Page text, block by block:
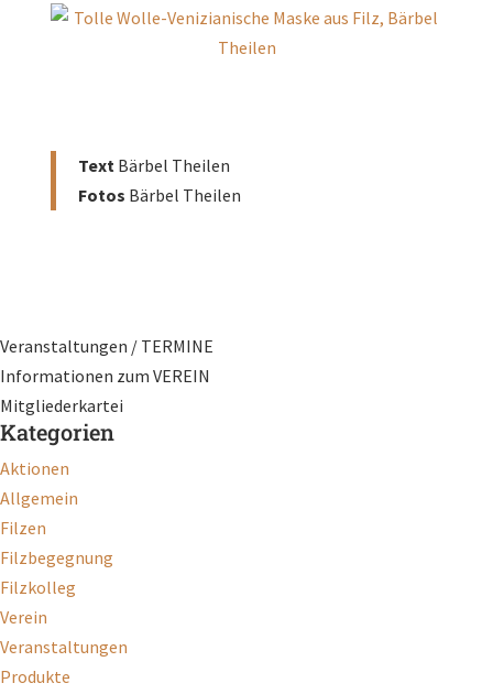
Text Bärbel Theilen
Fotos Bärbel Theilen
Veranstaltungen / TERMINE
Informationen zum VEREIN
Mitgliederkartei
Kategorien
Aktionen
Allgemein
Filzen
Filzbegegnung
Filzkolleg
Verein
Veranstaltungen
Produkte